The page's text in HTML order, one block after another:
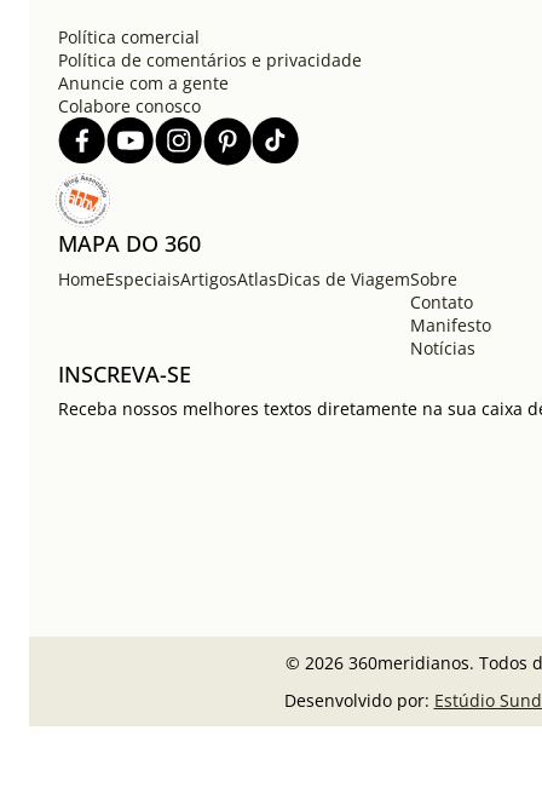
Política comercial
Política de comentários e privacidade
Anuncie com a gente
Colabore conosco
MAPA DO 360
HomeEspeciaisArtigosAtlasDicas de ViagemSobre
Contato
Manifesto
Notícias
INSCREVA-SE
Receba nossos melhores textos diretamente na sua caixa
© 2026 360meridianos. Todos
Desenvolvido por: Estúdio